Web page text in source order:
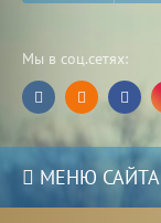
Мы в соц.сетях:
МЕНЮ САЙТА